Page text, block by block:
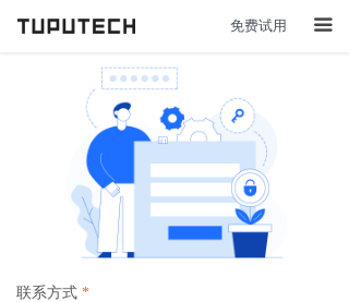
끀
免费试用
联系方式 *